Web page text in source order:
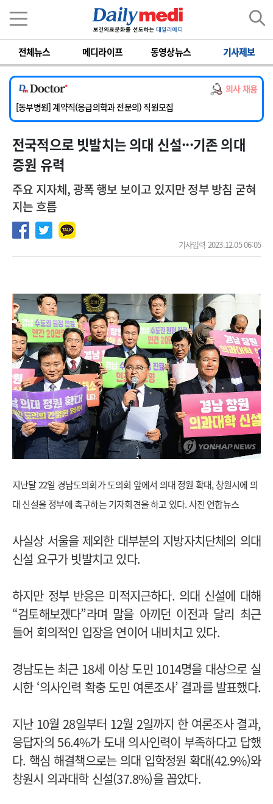
전체뉴스 메디라이프 동영상뉴스 기사제보
의사 채용
[서울아산병원] 2026년 하반기 인턴 모집
[영남대학교의료원] 마취통증의학과 임기제 임상의사 채용
[충남대학교병원] 소아청소년과(소아응급전담) 계약직 의사 공개채용
[동부병원] 계약직(응급의학과 전문의) 직원모집
[이대목동병원] 하반기 전공의(레지던트1년차) 모집
[서울아산병원] 2026년 하반기 인턴 모집
[영남대학교의료원] 마취통증의학과 임기제 임상의사 채용
전국적으로 빗발치는 의대 신설···기존 의대
증원 유력
주요 지자체, 광폭 행보 보이고 있지만 정부 방침 굳혀
지는 흐름
기사입력 2023.12.05 06:05
지난달 22일 경남도의회가 도의회 앞에서 의대 정원 확대, 창원시에 의
대 신설을 정부에 촉구하는 기자회견을 하고 있다. 사진 연합뉴스
사실상 서울을 제외한 대부분의 지방자치단체의 의대
신설 요구가 빗발치고 있다.
하지만 정부 반응은 미적지근하다. 의대 신설에 대해
“검토해보겠다”라며 말을 아끼던 이전과 달리 최근
들어 회의적인 입장을 연이어 내비치고 있다.
경남도는 최근 18세 이상 도민 1014명을 대상으로 실
시한 ‘의사인력 확충 도민 여론조사’ 결과를 발표했다.
지난 10월 28일부터 12월 2일까지 한 여론조사 결과,
응답자의 56.4%가 도내 의사인력이 부족하다고 답했
다. 핵심 해결책으로는 의대 입학정원 확대(42.9%)와
창원시 의과대학 신설(37.8%)을 꼽았다.